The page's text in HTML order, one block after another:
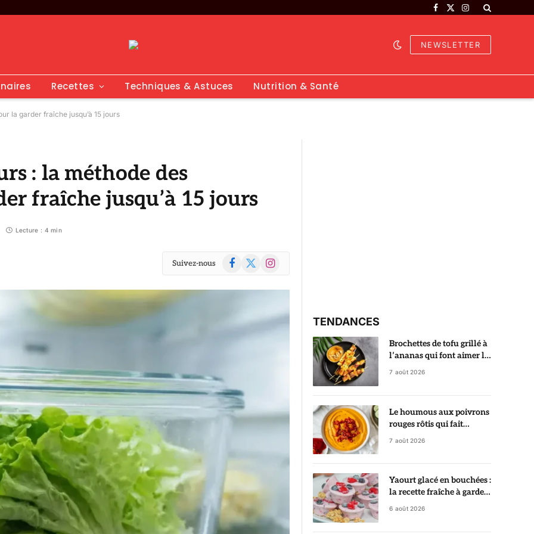
Facebook
X
Instagram
NEWSLETTER
Recettes Techniques & Astuces Nutrition & Santé
la garder fraîche jusqu’à 15 jours
: la méthode des
fraîche jusqu’à 15 jours
Lecture : 4 min
Suivez-nous Facebook
X
Instagram
TENDANCES
Brochettes de tofu grillé à
l’ananas qui font aimer le
tofu dès la première
7 août 2026
Le houmous aux poivrons
rouges rôtis qui fait
sensation à tous les apéros
7 août 2026
Yaourt glacé en bouchées :
la recette fraîche à garder
au congélateur
6 août 2026